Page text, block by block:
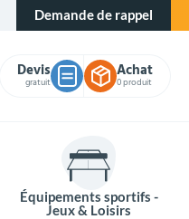
Demande de rappel
Devis
gratuit
Achat
0 produit
Équipements sportifs -
Jeux & Loisirs